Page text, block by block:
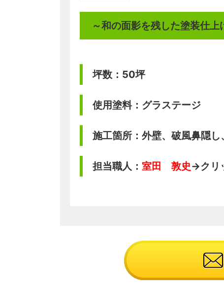
～和の面影を残した塗装仕上
坪数：50坪
使用塗料：グラステージ
施工箇所：外壁、破風鼻隠
担当職人： 室田 敦史→クリ